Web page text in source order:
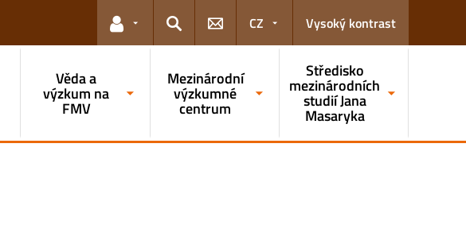
Odkazy pro uživatele
Hledat
CZ Vysoký kontrast
Věda a
výzkum na
FMV
Mezinárodní
výzkumné
centrum
Středisko
mezinárodních
studií Jana
Masaryka